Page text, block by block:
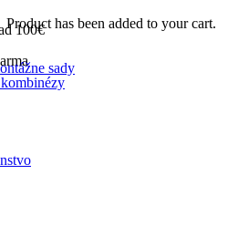
Product has been added to your cart.
sady
100€